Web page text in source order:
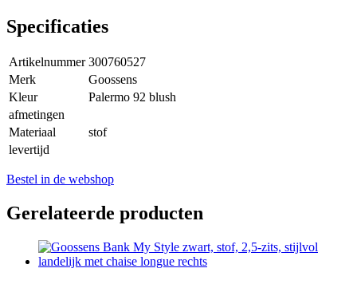
Specificaties
Artikelnummer 300760527
Merk
Goossens
Kleur
Palermo 92 blush
afmetingen
Materiaal
stof
levertijd
Bestel in de webshop
Gerelateerde producten